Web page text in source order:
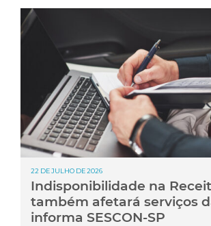
22 DE JULHO DE 2026
Indisponibilidade na
também afetará serviços
informa SESCON-SP